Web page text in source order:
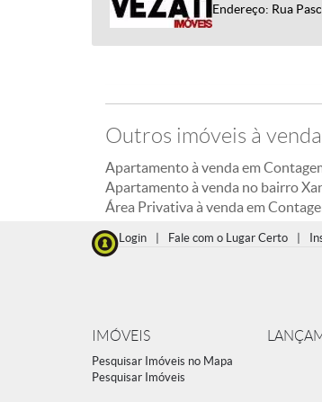
Endereço: Rua
Outros imóveis à
Apartamento à venda em
Apartamento à venda no bairro
Área Privativa à venda em
Login Fale com o Lugar Certo
IMÓVEIS
Pesquisar Imóveis no Mapa
Pesquisar Imóveis